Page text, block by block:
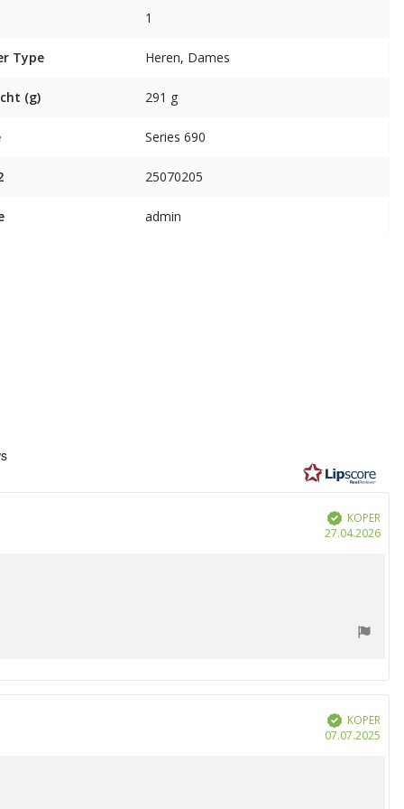
1
Type Heren, Dames
(g) 291 g
Series 690
25070205
admin
Geverifieerd
KOPER
27.04.2026
Geverifieerd
KOPER
07.07.2025